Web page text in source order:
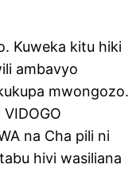
Kuweka kitu hiki
ambavyo
mwongozo.
na Cha pili ni
hivi wasiliana